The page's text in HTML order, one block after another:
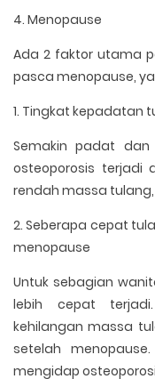
4. Menopause
Ada 2 faktor utama
pasca menopause,
1. Tingkat kepadatan
Semakin padat dan
osteoporosis terjadi
rendah massa
2. Seberapa cepat
menopause
Untuk sebagian
lebih cepat
kehilangan massa
setelah
mengidap